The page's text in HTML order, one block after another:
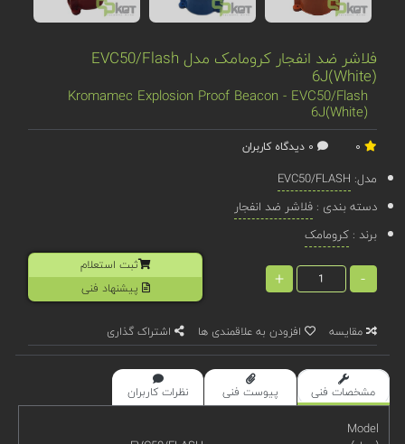
فلاشر ضد انفجار کرومامک مدل EVC50/Flash
6J(White)
Kromamec Explosion Proof Beacon - EVC50/Flash
6J(White)
مدل: EVC50/FLASH
دسته بندی :فلاشر ضد انفجار
برند :کرومامک
-
+
ثبت استعلام
پیشنهاد فنی
مقایسه افزودن به علاقمندی ها اشتراک گذاری
مشخصات فنی پیوست فنی نظرات کاربران
Model